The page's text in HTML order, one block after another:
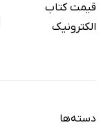
آهستگی
ازخودگذشتگی
خردگرایی
قیمت کتاب
الکترونیک
دسته‌ها